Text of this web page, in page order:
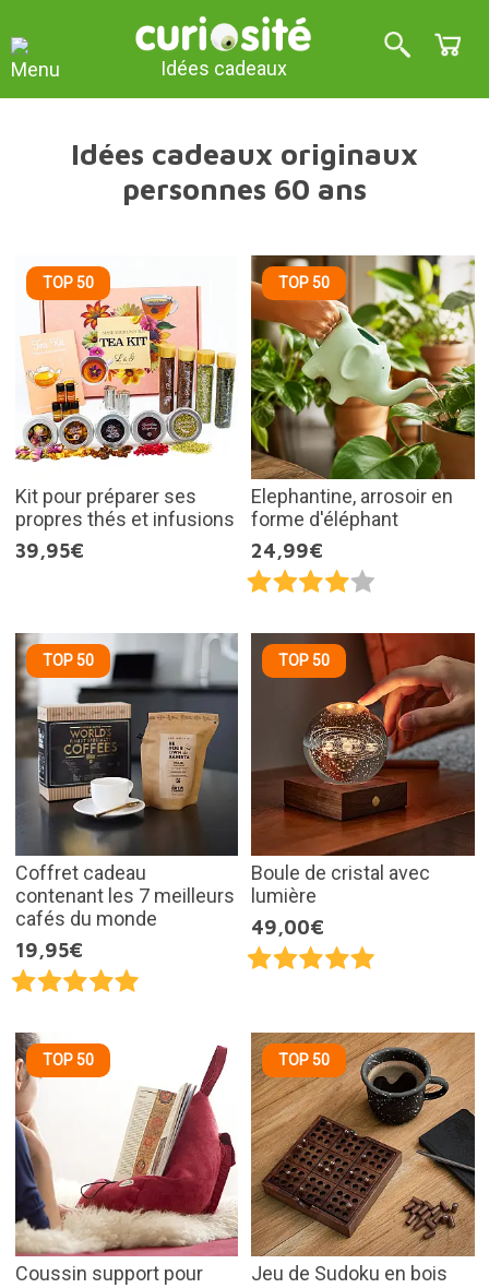
Idées cadeaux
Idées cadeaux originaux
personnes 60 ans
TOP 50
Kit pour préparer ses
propres thés et infusions
39,95€
TOP 50
Elephantine, arrosoir en
forme d'éléphant
24,99€
TOP 50
Coffret cadeau
contenant les 7 meilleurs
cafés du monde
19,95€
TOP 50
Boule de cristal avec
lumière
49,00€
TOP 50
Coussin support pour
TOP 50
Jeu de Sudoku en bois